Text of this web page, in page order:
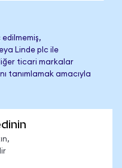
Linde plc ile
ticari markalar
tanımlamak amacıyla